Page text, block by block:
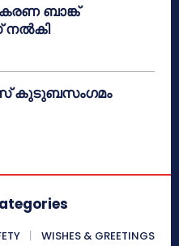
ബാങ്ക്
നൽകി
കുടുബസംഗമം
WISHES & GREETINGS